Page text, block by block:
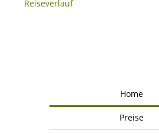
Reiseverlauf
Home
Preise